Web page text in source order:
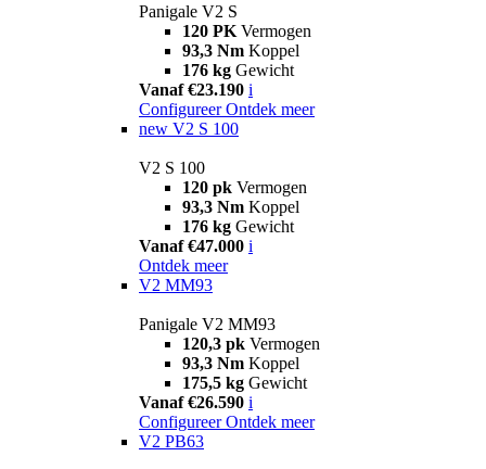
Panigale V2 S
120 PK Vermogen
93,3 Nm Koppel
176 kg Gewicht
Vanaf €23.190 i
Configureer Ontdek meer
new V2 S 100
V2 S 100
120 pk Vermogen
93,3 Nm Koppel
176 kg Gewicht
Vanaf €47.000 i
Ontdek meer
V2 MM93
Panigale V2 MM93
120,3 pk Vermogen
93,3 Nm Koppel
175,5 kg Gewicht
Vanaf €26.590 i
Configureer Ontdek meer
V2 PB63